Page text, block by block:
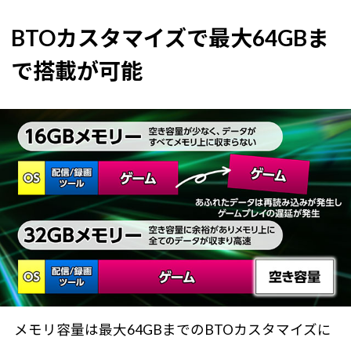
BTOカスタマイズで最大64GBま
で搭載が可能
メモリ容量は最大64GBまでのBTOカスタマイズに